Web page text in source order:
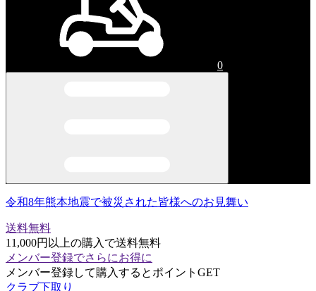
0
令和8年熊本地震で被災された皆様へのお見舞い
送料無料
11,000円以上の購入で送料無料
メンバー登録でさらにお得に
メンバー登録して購入するとポイントGET
クラブ下取り